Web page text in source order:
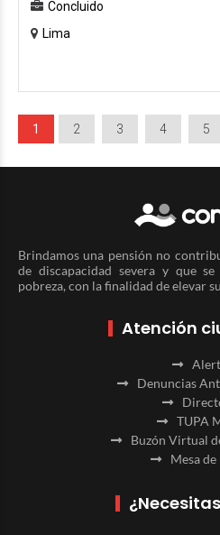
Concluido
Lima
1 2 3 4 5
Brindamos una pensión no
de discapacidad severa y que
pobreza, con la finalidad de elevar
Atención
Denuncias
TUPA
Buzón Virtual
Mesa